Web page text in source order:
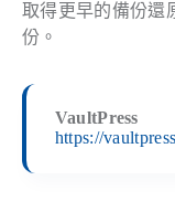
取得更早的備份還
份。
VaultPress
https://